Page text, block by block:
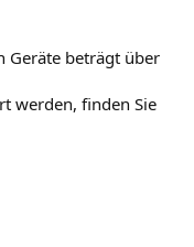
Geräte beträgt über
werden, finden Sie